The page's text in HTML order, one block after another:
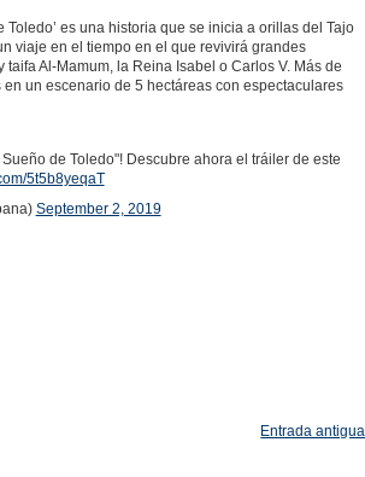
es una historia que se inicia a orillas del Tajo
viaje en el tiempo en el que revivirá grandes
Al-Mamum, la Reina Isabel o Carlos V. Más de
un escenario de 5 hectáreas con espectaculares
de Toledo"! Descubre ahora el tráiler de este
5t5b8yeqaT
September 2, 2019
Entrada antigua